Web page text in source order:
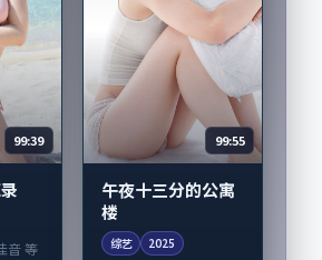
99:39
音 等
99:55
午夜十三分的公寓
楼
综艺 2025